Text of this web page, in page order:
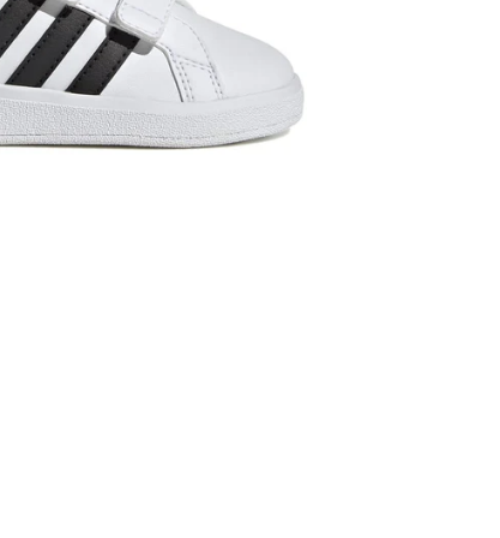
la guida
PittaRosso
Back to School 2026: la guida definitiva per il